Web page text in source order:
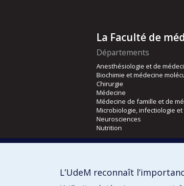
La Faculté de
Départements
Anesthésiologie et de
Biochimie et médecine
Chirurgie
Médecine
Médecine de famille et de
Microbiologie, infectiologie
Neurosciences
Nutrition
Orthophonie et audiologie
L’UdeM reconnaît